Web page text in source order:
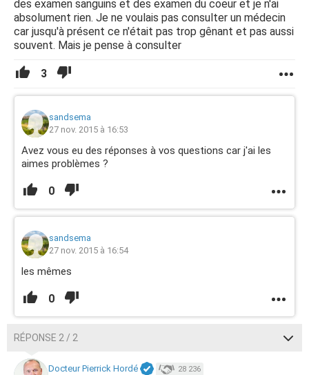
des examen sanguins et des examen du coeur et je n'ai
absolument rien. Je ne voulais pas consulter un médecin
car jusqu'à présent ce n'était pas trop gênant et pas aussi
souvent. Mais je pense à consulter
3
sandsema
27 nov. 2015 à 16:53
Avez vous eu des réponses à vos questions car j'ai les
aimes problèmes ?
0
sandsema
27 nov. 2015 à 16:54
les mêmes
0
RÉPONSE 2 / 2
Docteur Pierrick Hordé 28 236